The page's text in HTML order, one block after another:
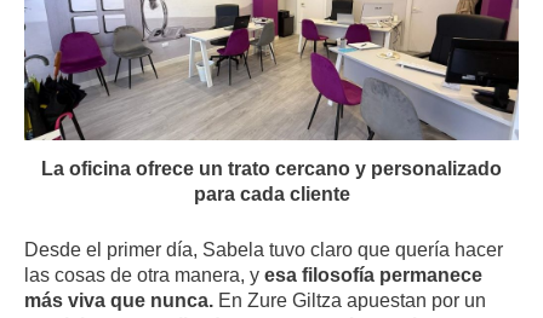
La oficina ofrece un trato cercano y personalizado
para cada cliente
Desde el primer día, Sabela tuvo claro que quería hacer
las cosas de otra manera, y esa filosofía permanece
más viva que nunca. En Zure Giltza apuestan por un